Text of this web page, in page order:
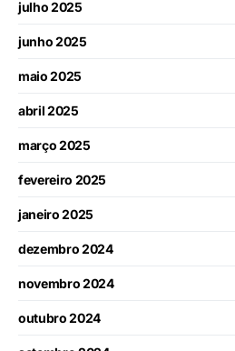
julho 2025
junho 2025
maio 2025
abril 2025
março 2025
fevereiro 2025
janeiro 2025
dezembro 2024
novembro 2024
outubro 2024